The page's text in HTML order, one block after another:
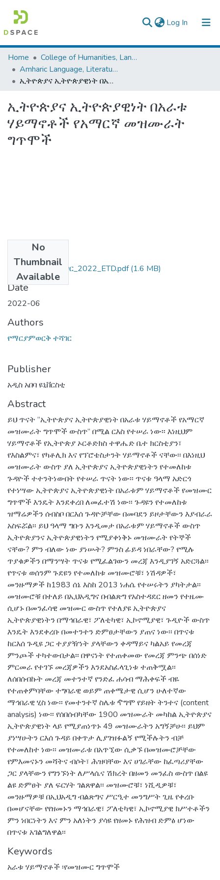
Log In (current)
Colleges, Institutes & Collections
Browse AAU-ETD
Home
College of Humanities, Language Studies, Journalism & Communication
Amharic Language, Literature and Folklore
ኢትዮጵያና ኢትዮጵያዊነት በአራቱ ሃይማኖቶች የአማርኛ መዝሙራት ግጥሞች
ኢትዮጵያና ኢትዮጵያዊነት በአራቱ
ሃይማኖቶች የአማርኛ መዝሙራት
ግጥሞች
No
Thumbnail
Available
የማርያምወርቅ_ተሻገር_2022_ETD.pdf(1.6 MB)
Date
2022-06
Authors
የማርያምወርቅ ተሻገር
Publisher
አዲስ አበባ ዩኒቨርስቲ
Abstract
ይህ ጥናት “ኢትዮጵያና ኢትዮጵያዊነት በአራቱ ሃይማኖቶች የአማርኛ
መዝሙራት ግጥሞች ውስጥ” በሚል ርእስ የተሠራ ነው፡፡ እነዚህም
ሃይማኖቶች የኢትዮጵያ ኦርቶድክስ ተዋሔድ ቤተ ክርስቲያን፣
የእስልምና፣ የካቶሊክ እና የፕሮቴስታንት ሃይማኖቶች ናቸው፡፡ በእነዚህ
መዝሙራት ውስጥ ያለ ኢትዮጵያና ኢትዮጵያዊነትን የተመለከቱ
ጉዳዮች ተተንትነውበት የተሠራ ጥናት ነው፡፡ ጥናቱ ዓላማ አድርጎ
የተነሣው ኢትዮጵያና ኢትዮጵያዊነት በአራቱም ሃይማኖቶች የመዝሙር
ግጥሞች እንዴት እንደቀረበ ለመፈተሽ ነው፡፡ ጉዳዩን የተመለከቱ
ዝማሬዎችን ሰብስቦ በርእሰ ጉዳዮቻቸው በመባደን ይዞታቸውን እያብራራ
አስፍሯል፡፡ ይህ ዓላማ ግቡን እንዲመታ በአራቱም ሃይማኖቶች ውስጥ
ኢትዮጵያንና ኢትዮጵያዊነትን የሚያቀነቅኑ መዝሙራት የትኞች
ናቸው? ምን ብለው ነው ያነሡት? ምንስ ፊይዳ ነበራቸው? የሚሉ
ጥያቁዎችን በማንሣት ጥናቱ የሚፈልገውን መረጃ እንዲያገኝ አድርጓል፡፡
የጥናቱ ወሰንም ጉደዩን የተመለከቱ መዝሙሮቹ፣ ነሽዳዎች፣
መንዙማዎች ከ1983 ሰኔ እስከ 2013 ነሐሴ የተሠሩትን ያካትታል፡፡
መዝሙሮቹ በተለይ በኢህአዲግና በብልጽግ የአስተዳደር ዘመን የተዜሙ
ሲሆኑ በመንፈሳዊ መዝሙር ውስጥ የተለያዩ ኢትዮጵያና
ኢትዮጵያዊነትን በማኅበራዊ፣ ፖለቲካዊ፣ ኢኮኖሚያዊ፣ ጉዲዮች ውስጥ
እንዴት እንደቀረቡ በመተንተን ድምፀታቸውን ያጠና ነው፡፡ በጥናቱ
ከርእሰ ጉዲዩ ጋር ተያያዥነት ያላቸውን ቀዳማይና ካልአይ የመረጃ
ምንጮች ተካተውበታል፡፡ በዋናነት የተጠቀመው የመረጃ ምንጭ በሰነድ
ምርመራ የተገኙ መረጃዎችን እንደአስፈላጊነቱ ተጠቅሟል፡፡
ለሰበሰብኩት መረጃ መተንተኛ የንድፈ ሐሳብ ማሕቀፍች ብዬ
የተጠቀምባቸው ተግባራዊ ወይም ጠቀሜታዊ ሲሆን ሁለተኛው
ማኅበራዊ ሂስ ነው፡፡ የመተንተኛ ስሌቱ ዯግሞ የይዘት ትንተና (content
analysis) ነው፡፡ የሰበሰብካቸው 1900 መዝሙራት መካከል ኢትዮጵያና
ኢትዮጵያዊነት ላይ የሚያጠነጥኑ 49 መዝሙራትን አግኝቻሁ፡፡ ይህም
ያነሣሁትን ርእሰ ጉዳይ በቀጥታ ሊያገዝፉልኝ የሚችሉትን ብቻ
የተመለከተ ነው፡፡ መዝሙራቱ በአጥኚው ሲቃኙ በመዝሙሮቻቸው
የምእመናኑን መሻትና ብሶት፣ ሕዝባቸው እና ሀገራቸው ከፈጣሪያቸው
ጋር ያላቸውን የግንኙነት ለሥላሴና ሽክረት በዘመን መንፈስ ውስጥ በልዩ
ልዩ ድምፀት ያለ ፍርሃት ገልጸዋል፡፡ መዝሙሮቹ፣ ነሺዲዎቹ፣
መንዙማዎቹ በኢህአዲግ ብልጽግና ሥርዒተ መንግሥት ጊዜ የቀረቡ
በመሆናቸው የየዘመኑን ማኅበራዊ፣ ፖለቲካዊ፣ ኢኮኖሚያዊ ክሥተቶችን
ምን ነበርነትን እና ምን አለነትን ያሳዩ የዘመኑ የሕዝብ ድምፅ ሆነው
በጥናቱ አገልግለዋል፡፡
Keywords
አራቱ ሃይማኖቶች ፡የመዝሙር ግጥሞች